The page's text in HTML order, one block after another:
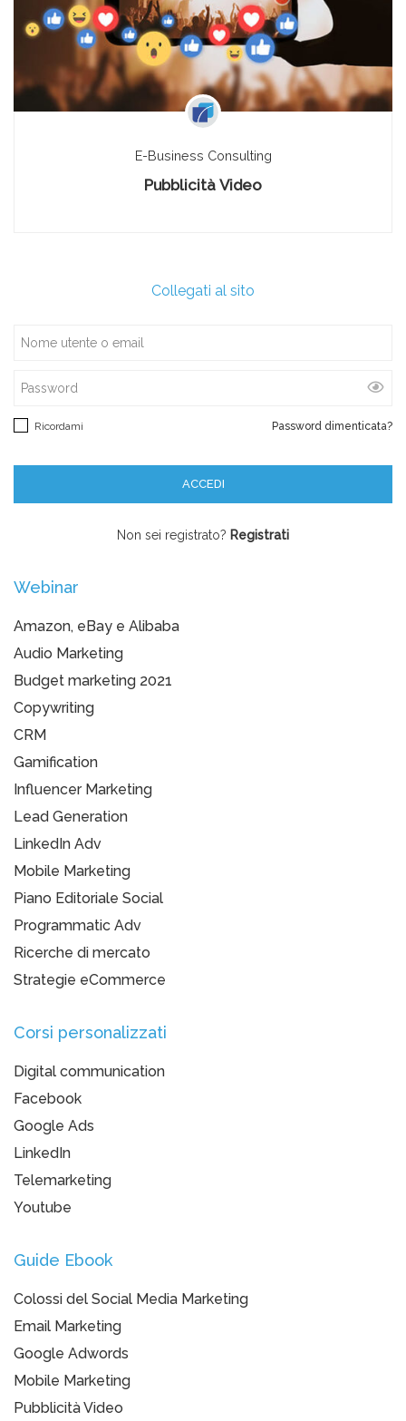
E-Business Consulting
Pubblicità Video
Collegati al sito
Password dimenticata?
Ricordami
Non sei registrato? Registrati
Webinar
Amazon, eBay e Alibaba
Audio Marketing
Budget marketing 2021
Copywriting
CRM
Gamification
Influencer Marketing
Lead Generation
LinkedIn Adv
Mobile Marketing
Piano Editoriale Social
Programmatic Adv
Ricerche di mercato
Strategie eCommerce
Corsi personalizzati
Digital communication
Facebook
Google Ads
LinkedIn
Telemarketing
Youtube
Guide Ebook
Colossi del Social Media Marketing
Email Marketing
Google Adwords
Mobile Marketing
Pubblicità Video